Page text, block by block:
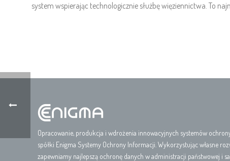
system wspierając technologicznie służbę więziennictwa. To
Opracowanie, produkcja i wdrożenia innowacyjnych systemów
spółki Enigma Systemy Ochrony Informacji. Wykorzystując własne
zapewniamy najlepszą ochronę danych w administracji państwowej i